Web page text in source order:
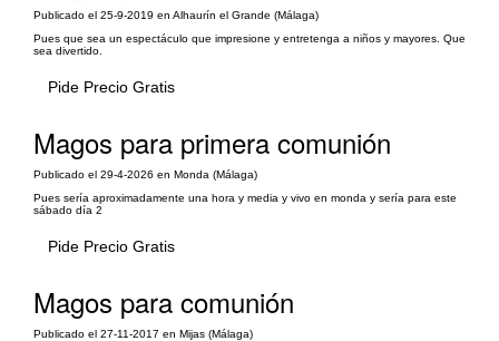
Publicado el 25-9-2019 en Alhaurín el Grande (Málaga)
Pues que sea un espectáculo que impresione y entretenga a niños y mayores. Que
sea divertido.
Pide Precio Gratis
Magos para primera comunión
Publicado el 29-4-2026 en Monda (Málaga)
Pues sería aproximadamente una hora y media y vivo en monda y sería para este
sábado día 2
Pide Precio Gratis
Magos para comunión
Publicado el 27-11-2017 en Mijas (Málaga)